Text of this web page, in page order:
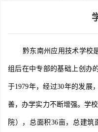
黔东南州应用技术学校是
组后在中专部的基础上创办
于1979年，经过30年的发展
善，办学实力不断增强。学
院），总面积36亩，总建筑